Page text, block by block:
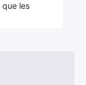
les